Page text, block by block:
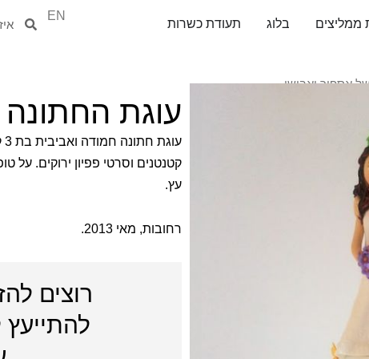
ממליצים בלוג תעודת כשרות
EN חיפושחיפוש
אספיר ואבישי
עוגת
קטנטנים וסרטי פפיון ירוקים. על
עץ.
רחובות, מאי 2013.
רוצים
להתייעץ